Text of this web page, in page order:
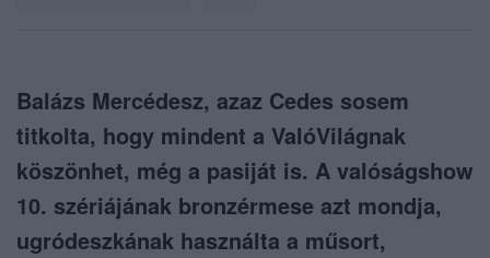
Balázs Mercédesz, azaz Cedes sosem
titkolta, hogy mindent a ValóVilágnak
köszönhet, még a pasiját is. A valóságshow
10. szériájának bronzérmese azt mondja,
ugródeszkának használta a műsort,